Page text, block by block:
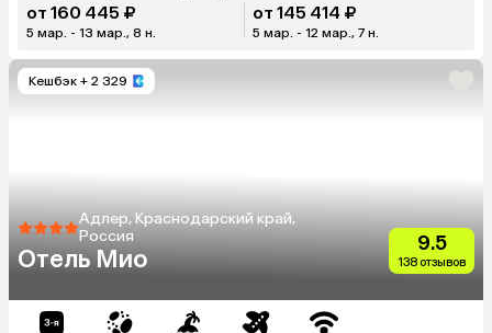
от 160 445 ₽
5 мар. - 13 мар., 8 н.
от 145 414 ₽
5 мар. - 12 мар., 7 н.
Кешбэк + 2 329
Адлер, Краснодарский край,
Россия
Отель Мио
9.5
138 отзывов